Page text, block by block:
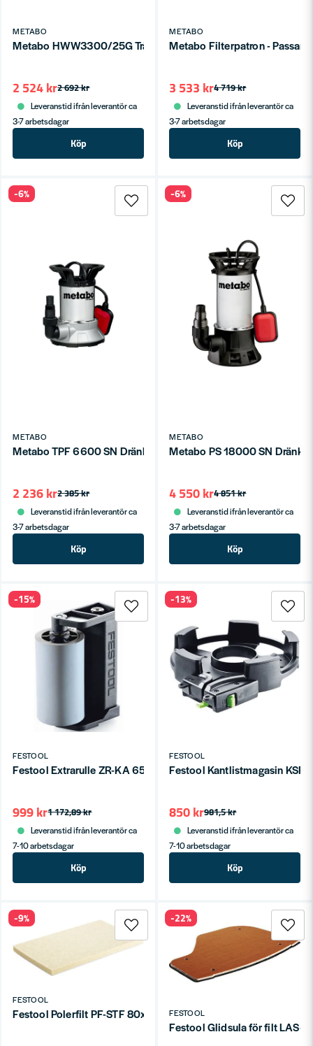
METABO
Metabo HWW3300/25G Trädgårdspump 3300 l/h
2 692 kr
2 524 kr
Leveranstid ifrån leverantör ca
3-7 arbetsdagar
Köp
METABO
Metabo Filterpatron - Passar
4 719 kr
3 533 kr
Leveranstid ifrån leverantör ca
3-7 arbetsdagar
Köp
METABO
Metabo TPF 6600 SN Dränkbar Pump 6600 l/h
2 385 kr
2 236 kr
Leveranstid ifrån leverantör ca
3-7 arbetsdagar
Köp
-6%
METABO
Metabo PS 18000 SN
4 851 kr
4 550 kr
Leveranstid ifrån leverantör ca
3-7 arbetsdagar
Köp
-6%
FESTOOL
Festool Extrarulle ZR-KA 65
1 172,89 kr
999 kr
Leveranstid ifrån leverantör ca
7-10 arbetsdagar
Köp
-15%
FESTOOL
Festool Kantlistmagasin
981,5 kr
850 kr
Leveranstid ifrån leverantör ca
7-10 arbetsdagar
Köp
-13%
FESTOOL
Festool Polerfilt PF-STF 80x133 STF H/5
-9%
FESTOOL
Festool Glidsula för filt LAS-
-22%